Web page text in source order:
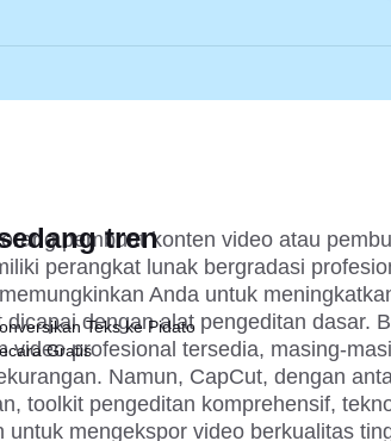
pembuat konten video atau
perangkat lunak bergradasi
Anda untuk
dicapai dengan alat pengeditan dasar.
video profesional tersedia, masing-
Namun, CapCut, dengan
toolkit pengeditan komprehensif,
untuk mengekspor video berkualitas
tren
Teks ke Pidato
Gratis